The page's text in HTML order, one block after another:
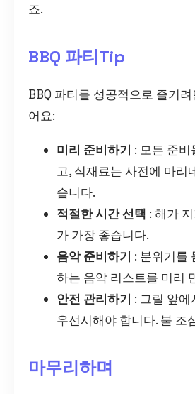
죠.
BBQ 파티Tip
BBQ 파티를 성공적으로 즐기
어요:
미리 준비하기 : 모든 준
고, 식재료는 사전에 마리
습니다.
적절한 시간 선택 : 해가
가 가장 좋습니다.
음악 준비하기 : 분위기를
하는 음악 리스트를 미리
안전 관리하기 : 그릴 앞
우선시해야 합니다. 불 조
마무리하며